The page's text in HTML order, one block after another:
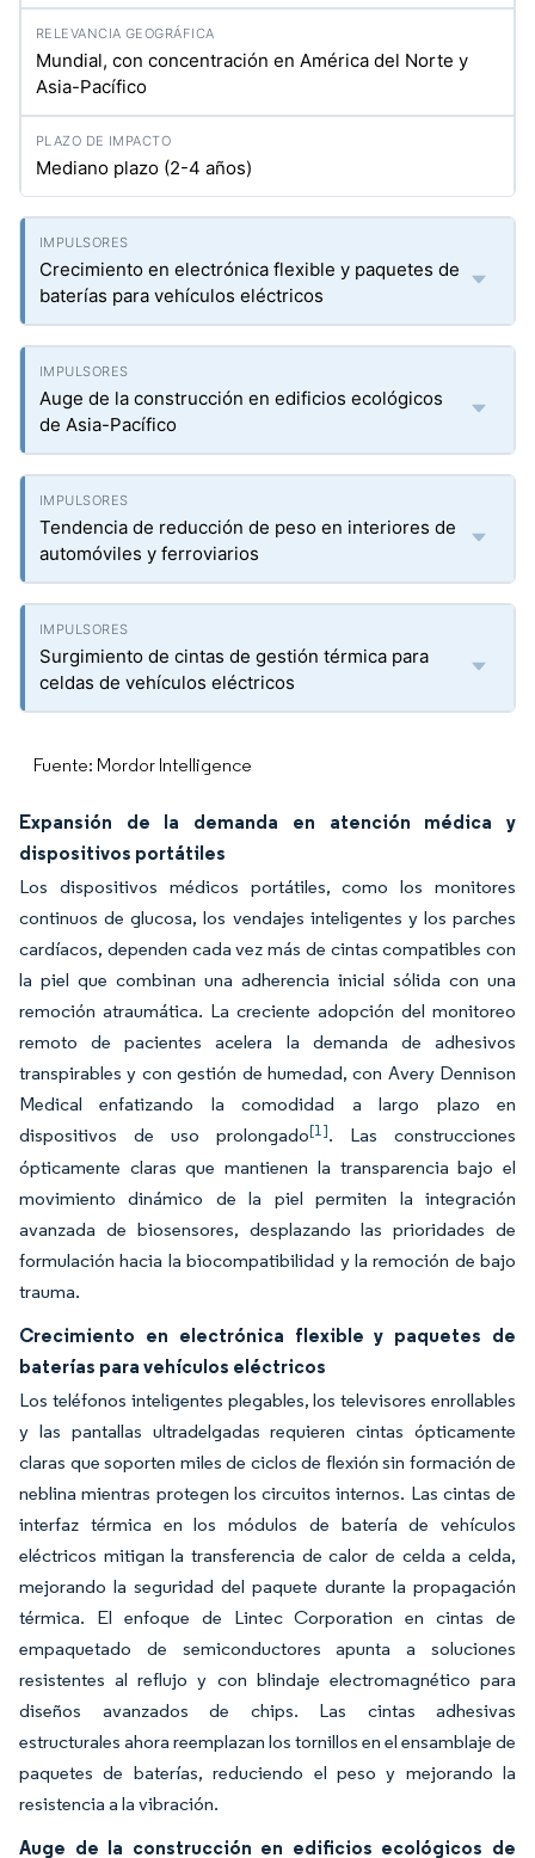
Mundial, con concentración en América del Norte y
Asia-Pacífico
Mediano plazo (2-4 años)
Crecimiento en electrónica flexible y paquetes de
baterías para vehículos eléctricos
Auge de la construcción en edificios ecológicos
de Asia-Pacífico
Tendencia de reducción de peso en interiores de
automóviles y ferroviarios
Surgimiento de cintas de gestión térmica para
celdas de vehículos eléctricos
Fuente: Mordor Intelligence
Expansión de la demanda en atención médica y
dispositivos portátiles
Los dispositivos médicos portátiles, como los monitores
continuos de glucosa, los vendajes inteligentes y los parches
cardíacos, dependen cada vez más de cintas compatibles con
la piel que combinan una adherencia inicial sólida con una
remoción atraumática. La creciente adopción del monitoreo
remoto de pacientes acelera la demanda de adhesivos
transpirables y con gestión de humedad, con Avery Dennison
Medical enfatizando la comodidad a largo plazo en
dispositivos de uso prolongado[1]. Las construcciones
ópticamente claras que mantienen la transparencia bajo el
movimiento dinámico de la piel permiten la integración
avanzada de biosensores, desplazando las prioridades de
formulación hacia la biocompatibilidad y la remoción de bajo
trauma.
Crecimiento en electrónica flexible y paquetes de
baterías para vehículos eléctricos
Los teléfonos inteligentes plegables, los televisores enrollables
y las pantallas ultradelgadas requieren cintas ópticamente
claras que soporten miles de ciclos de flexión sin formación de
neblina mientras protegen los circuitos internos. Las cintas de
interfaz térmica en los módulos de batería de vehículos
eléctricos mitigan la transferencia de calor de celda a celda,
mejorando la seguridad del paquete durante la propagación
térmica. El enfoque de Lintec Corporation en cintas de
empaquetado de semiconductores apunta a soluciones
resistentes al reflujo y con blindaje electromagnético para
diseños avanzados de chips. Las cintas adhesivas
estructurales ahora reemplazan los tornillos en el ensamblaje de
paquetes de baterías, reduciendo el peso y mejorando la
resistencia a la vibración.
Auge de la construcción en edificios ecológicos de